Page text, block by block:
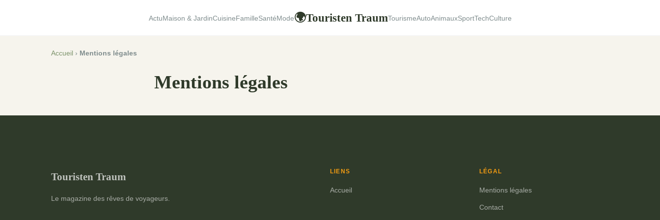
ActuMaison & JardinCuisineFamilleSantéMode🌍Touristen TraumTourismeAutoAnimauxSportTechCulture
Accueil › Mentions légales
Mentions légales
Touristen Traum
Le magazine des rêves de voyageurs.
LIENS
Accueil
LÉGAL
Mentions légales
Contact